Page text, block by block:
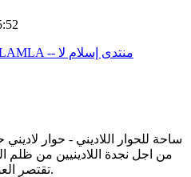
FORUMS ARABE D'ISLAMLA -- منتدى إسلام لا
ساحة للحوار اللاديني - حوار
من اجل نجدة اللادينيين من ظلم
تقتصر العضوية على اللادينيين فقط.